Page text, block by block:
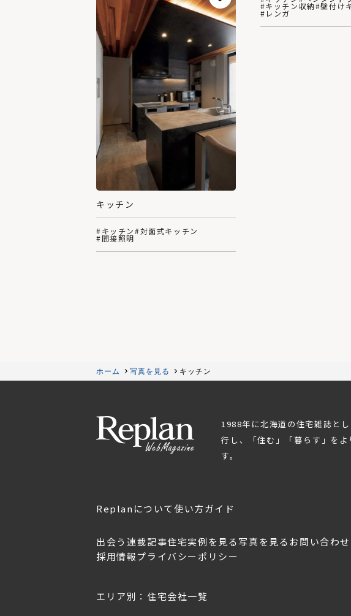
#キッチン収納#壁付け
#レンガ
キッチン
#キッチン#対面式キッチン
#間接照明
ホーム 写真を見る キッチン
1988年に北海道の住宅雑誌と
行し、「住む」「暮らす」を
す。
Replanについて使い方ガイド
出会う 連載記事住宅実例を見る写真を見る お問い合わせ
採用情報プライバシーポリシー
エリア別：住宅会社一覧
2026年3月11日